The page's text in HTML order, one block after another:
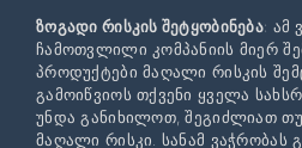
ზოგადი რისკის შეტყობინება: ამ
ჩამოთვლილი კომპანიის მიერ
პროდუქტები მაღალი რისკის
გამოიწვიოს თქვენი ყველა
უნდა განიხილოთ, შეგიძლიათ
მაღალი რისკი. სანამ ვაჭრობას